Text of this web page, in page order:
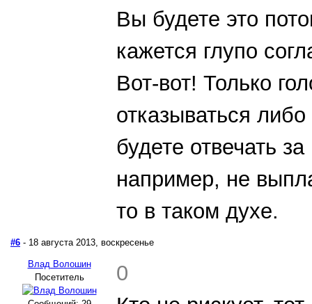
Вы будете это
кажется глупо
Вот-вот! Только
отказываться
будете отвечать
например, не
то в таком духе.
#6 - 18 августа 2013, воскресенье
Влад Волошин
Посетитель
0